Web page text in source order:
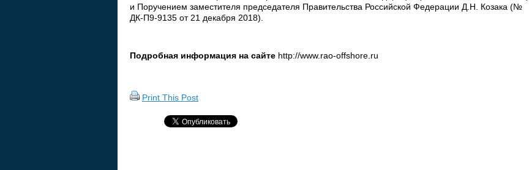
и Поручением заместителя председателя Правительства Российской Федерации Д.Н. Козака (№
ДК-П9-9135 от 21 декабря 2018).
Подробная информация на сайте http://www.rao-offshore.ru
Print This Post